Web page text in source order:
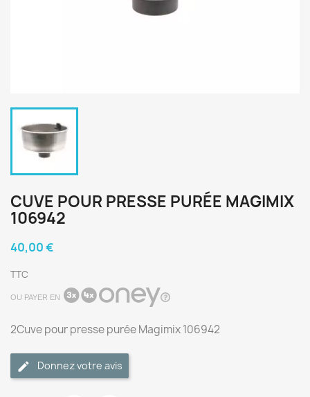
CUVE POUR PRESSE PURÉE MAGIMIX
106942
40,00 €
TTC
OU PAYER EN
2Cuve pour presse purée Magimix 106942
Donnez votre avis